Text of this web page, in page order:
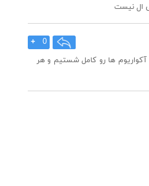
0
+
آکواریوم ها رو کامل شستیم و هر